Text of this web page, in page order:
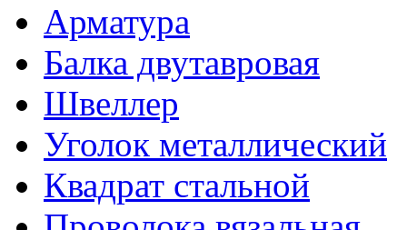
Арматура
Балка двутавровая
Швеллер
Уголок металлический
Квадрат стальной